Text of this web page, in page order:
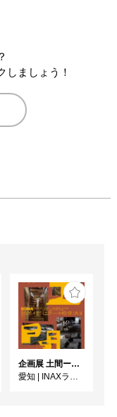
しましょう！
企画展 土間ーつくって、つかって、再発見ー
愛知 | INAXライブミュージアム